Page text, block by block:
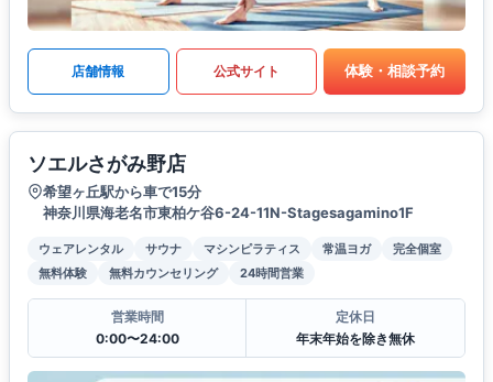
店舗情報 公式サイト 体験・相談予約
ソエルさがみ野店
希望ヶ丘駅から車で15分
神奈川県海老名市東柏ケ谷6-24-11N-Stagesagamino1F
ウェアレンタル サウナ マシンピラティス 常温ヨガ
完全個室
無料体験
無料カウンセリング 24時間営業
営業時間
0:00〜24:00
定休日
年末年始を除き無休